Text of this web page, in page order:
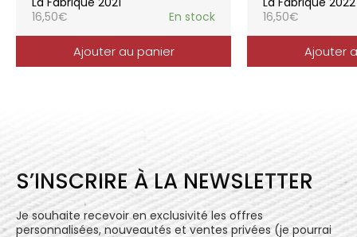
16,50€ En stock
Ajouter au panier
16,50€
Ajouter
S’INSCRIRE À LA NEWSLETTER
Je souhaite recevoir en exclusivité les offres
personnalisées, nouveautés et ventes privées (je pourrai